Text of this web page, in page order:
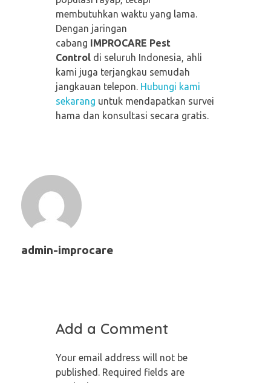
membutuhkan waktu yang lama.
Dengan jaringan
cabang IMPROCARE Pest
Controldi seluruh Indonesia, ahli
kami juga terjangkau semudah
jangkauan telepon. Hubungi kami
sekarang untuk mendapatkan survei
hama dan konsultasi secara gratis.
admin-improcare
Add a Comment
Your email address will not be
published. Required fields are